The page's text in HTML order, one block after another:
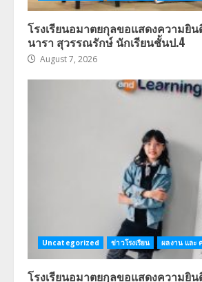
โรงเรียนอมาตยกุลขอแสดงความยิ
นารา สุวรรณรักษ์ นักเรียนชั้นป.4
August 7, 2026
Uncategorized ข่าวโรงเรียน ผลงาน และ
โรงเรียนอมาตยกุลขอแสดงความยิ